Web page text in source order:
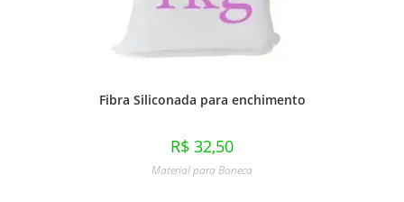
Fibra Siliconada para enchimento
R$ 32,50
Material para Boneca